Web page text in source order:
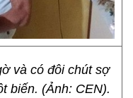
và có đôi chút sợ
biến. (Ảnh: CEN).